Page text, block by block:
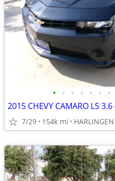
• • • • • • •
7/29 154k mi HARLINGEN